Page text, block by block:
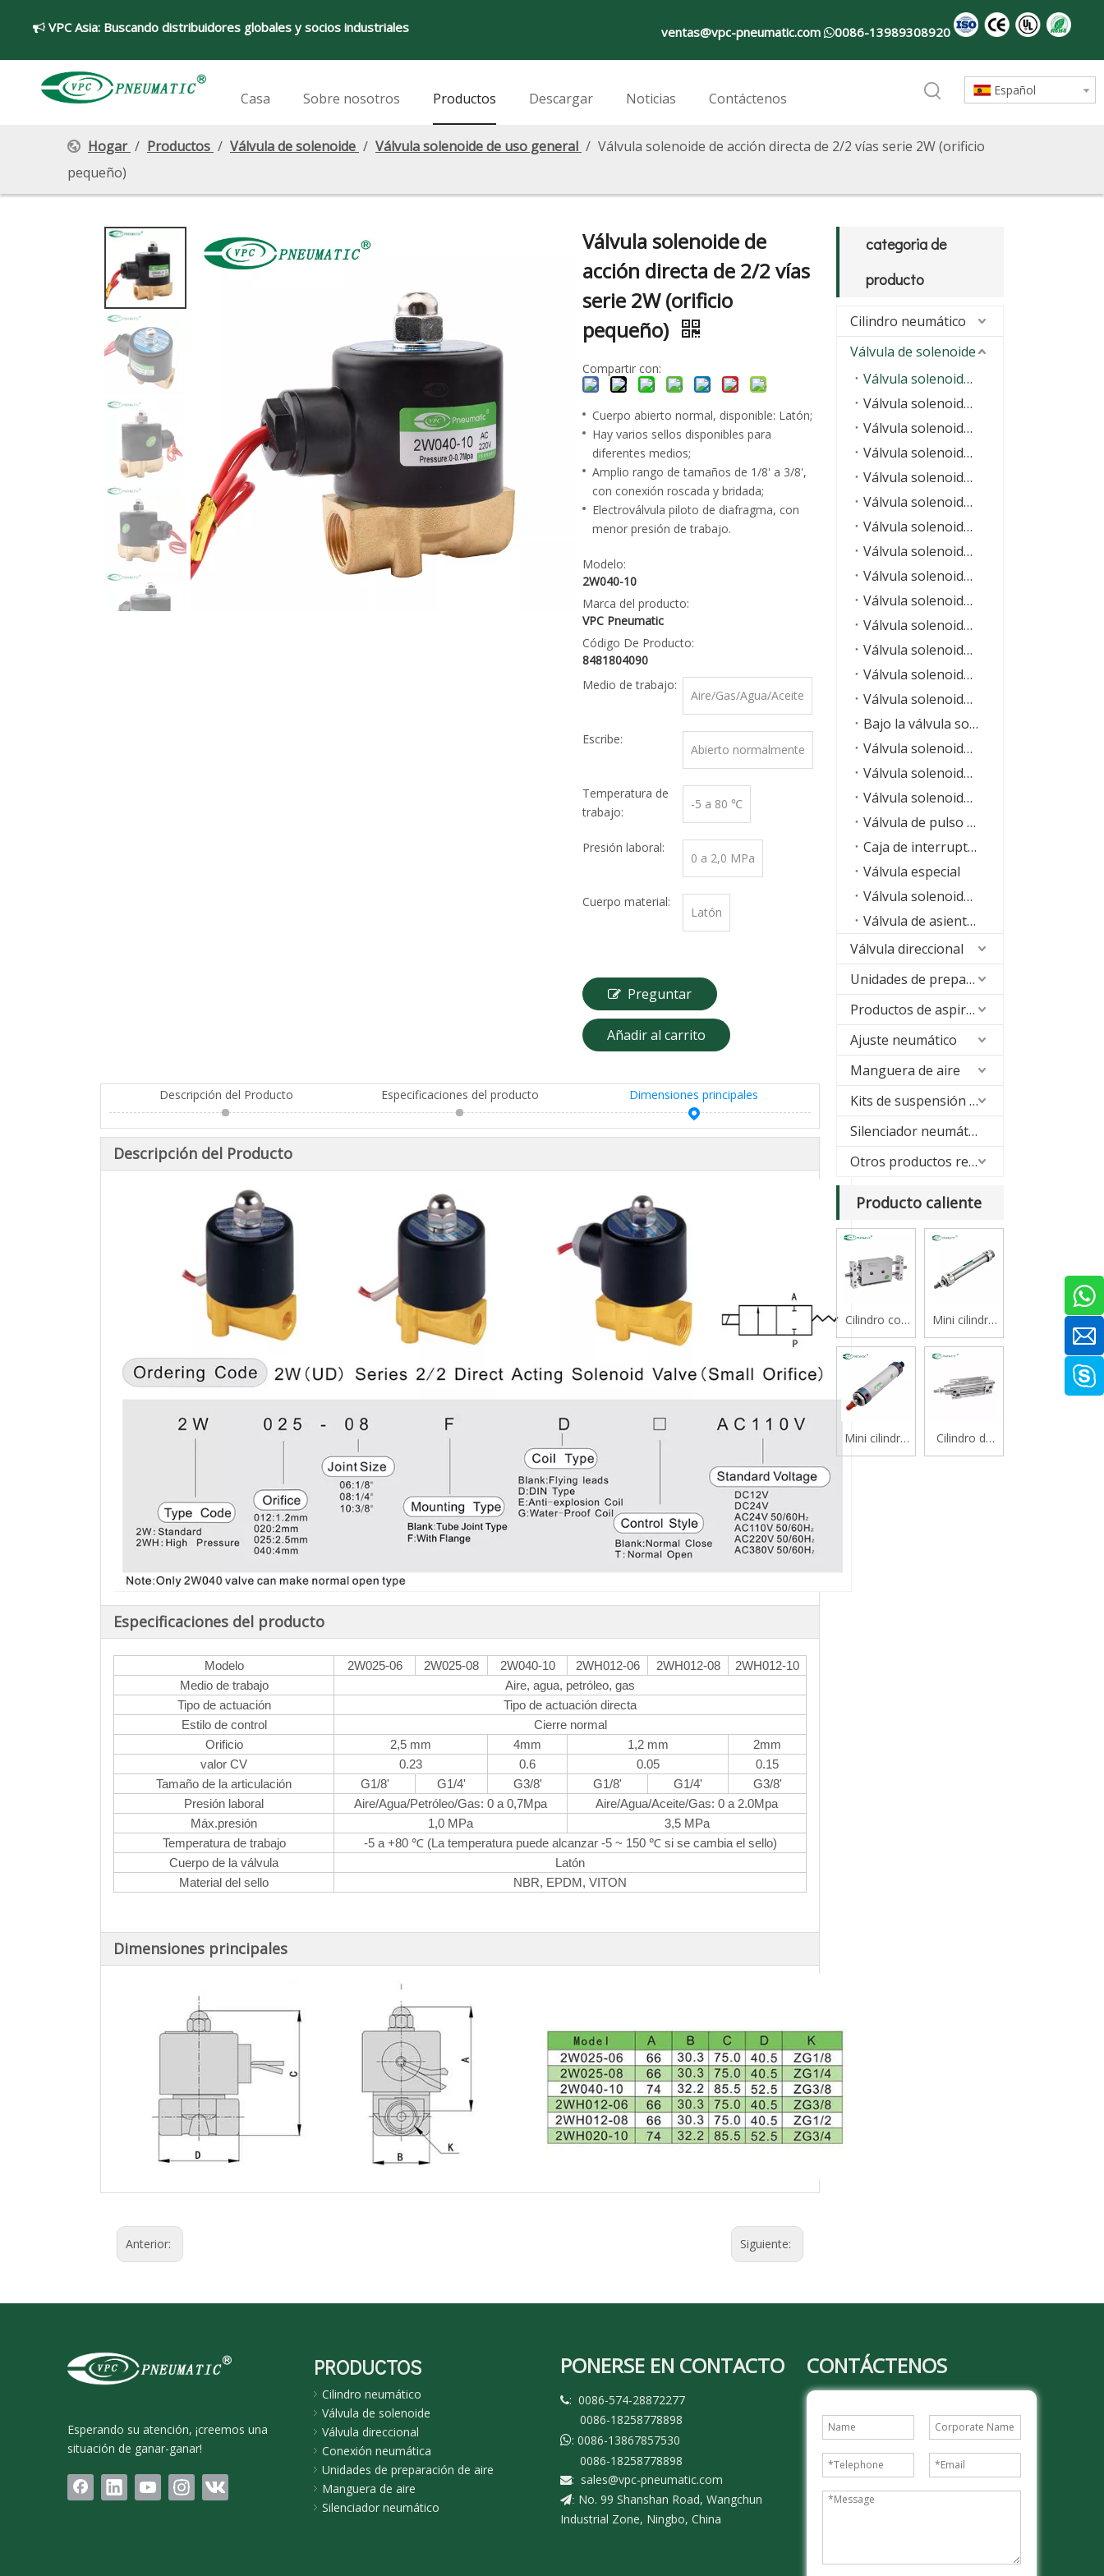
 VPC Asia: Buscando distribuidores globales y socios industriales ventas@vpc-pneumatic.com 0086-13989308920
Casa Sobre nosotros Productos Descargar Noticias Contáctenos Español
Hogar / Productos / Válvula de solenoide / Válvula solenoide de uso general / Válvula solenoide de acción directa de 2/2 vías serie 2W (orificio
pequeño)
Válvula solenoide de
acción directa de 2/2 vías
serie 2W (orificio
pequeño)
Compartir con:
Cuerpo abierto normal, disponible: Latón;
Hay varios sellos disponibles para
diferentes medios;
Amplio rango de tamaños de 1/8' a 3/8',
con conexión roscada y bridada;
Electroválvula piloto de diafragma, con
menor presión de trabajo.
Modelo:
2W040-10
Marca del producto:
VPC Pneumatic
Código De Producto:
8481804090
Medio de trabajo:
Aire/Gas/Agua/Aceite
Escribe:
Abierto normalmente
Temperatura de
trabajo:
-5 a 80 ℃
Presión laboral:
0 a 2,0 MPa
Cuerpo material:
Latón
Preguntar
Añadir al carrito
Descripción del Producto Especificaciones del producto Dimensiones principales
Descripción del Producto
Especificaciones del producto
Modelo 2W025-06 2W025-08 2W040-10 2WH012-06 2WH012-08
2WH012-10
Medio de trabajo
Aire, agua, petróleo, gas
Tipo de actuación
Tipo de actuación directa
Estilo de control
Cierre normal
Orificio
2,5 mm 4mm 1,2 mm
2mm
valor CV
0.23 0.6 0.05
0.15
Tamaño de la articulación
G1/8' G1/4' G3/8' G1/8' G1/4'
G3/8'
Presión laboral
Aire/Agua/Petróleo/Gas: 0 a 0,7Mpa
Aire/Agua/Aceite/Gas: 0 a 2.0Mpa
Máx.presión
1,0 MPa
3,5 MPa
Temperatura de trabajo
-5 a +80 ℃ (La temperatura puede alcanzar -5 ~ 150 ℃ si se cambia el sello)
Cuerpo de la válvula
Latón
Material del sello
NBR, EPDM, VITON
Dimensiones principales
Anterior: Siguiente:
categoria de
producto
Cilindro neumático
Válvula de solenoide
Válvula solenoide de uso general
Válvula solenoide operada por el piloto
Válvula solenoide de acción directa
Válvula solenoide de alta presión
Válvula solenoide de alta temperatura
Válvula solenoide en miniatura
Válvula solenoide compacta serie VPC
Válvula solenoide de diafragma piloto de acero inoxidable serie VPCS
Válvula solenoide serie PU225
Válvula solenoide serie 2SP
Válvula solenoide serie 2L
Válvula solenoide de acero inoxidable serie 2S
Válvula solenoide serie 2P
Válvula solenoide serie 2Q
Bajo la válvula solenoide de agua
Válvula solenoide serie VX
Válvula solenoide de acero inoxidable para alta temperatura serie SLH
Válvula solenoide de máquina RO
Válvula de pulso del colector de polvo
Caja de interruptores de límite
Válvula especial
Válvula solenoide de alta frecuencia
Válvula de asiento de ángulo
Válvula direccional
Unidades de preparación de aire (FRL)
Productos de aspiración
Ajuste neumático
Manguera de aire
Kits de suspensión neumática
Silenciador neumático
Otros productos relacionados
Producto caliente
Cilindro con
cojinete
deslizante
tipo varilla
doble serie
STM
Mini cilindro
serie CJ2B
Mini cilindro
de aluminio
Cilindro de
vástago
Esperando su atención, ¡creemos una
situación de ganar-ganar!
PRODUCTOS
Cilindro neumático
Válvula de solenoide
Válvula direccional
Conexión neumática
Unidades de preparación de aire
Manguera de aire
Silenciador neumático
PONERSE EN CONTACTO
: 0086-574-28872277
0086-18258778898
: 0086-13867857530
0086-18258778898
: sales@vpc-pneumatic.com
: No. 99 Shanshan Road, Wangchun
Industrial Zone, Ningbo, China
CONTÁCTENOS